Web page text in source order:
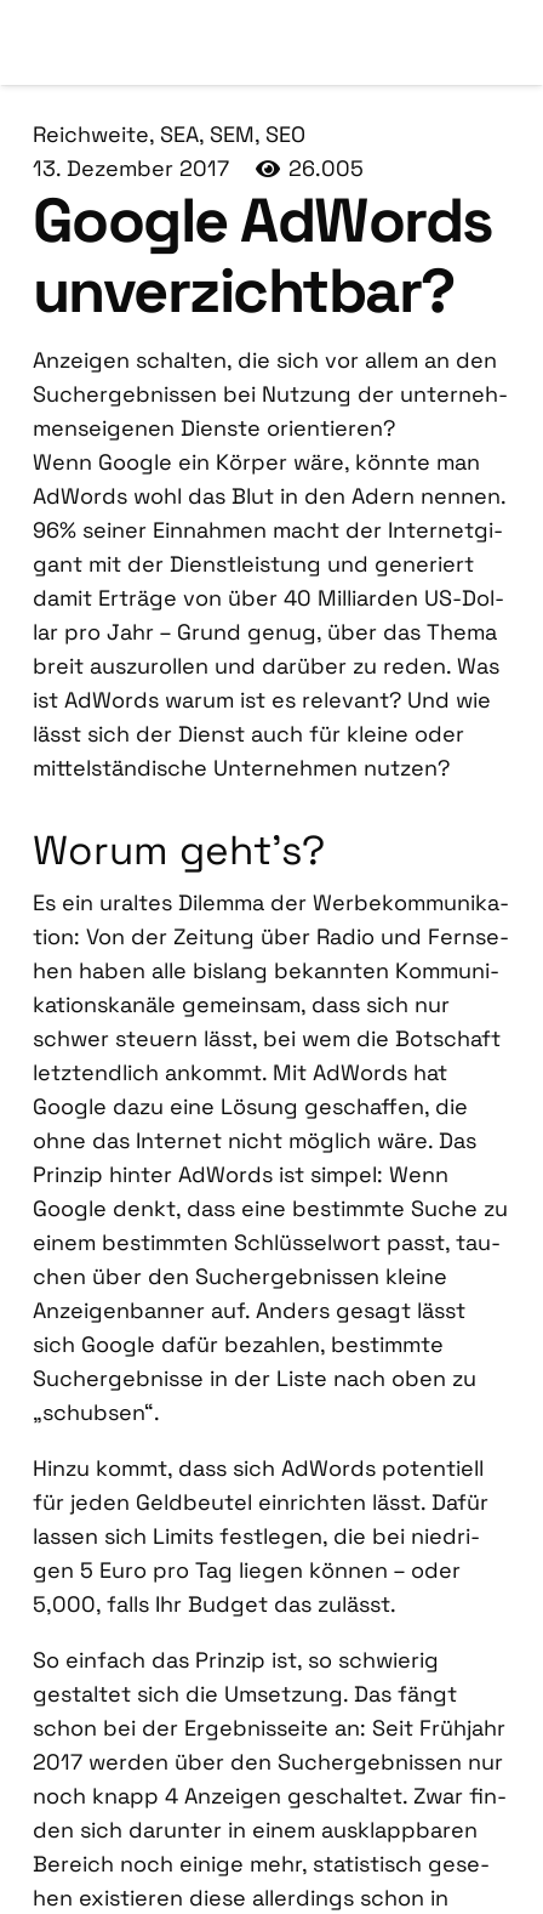
Reichweite, SEA, SEM, SEO
13. Dezember 2017
26.005
Goog­le AdWords
unver­zicht­bar?
Anzei­gen schal­ten, die sich vor allem an den
Such­ergeb­nis­sen bei Nut­zung der unter­neh­
mens­ei­ge­nen Diens­te ori­en­tie­ren?
Wenn Goog­le ein Kör­per wäre, könn­te man
AdWords wohl das Blut in den Adern nen­nen.
96% sei­ner Ein­nah­men macht der Inter­net­gi­
gant mit der Dienst­leis­tung und gene­riert
damit Erträ­ge von über 40 Mil­li­ar­den US-Dol­
lar pro Jahr – Grund genug, über das The­ma
breit aus­zu­rol­len und dar­über zu reden. Was
ist AdWords war­um ist es rele­vant? Und wie
lässt sich der Dienst auch für klei­ne oder
mit­tel­stän­di­sche Unter­neh­men nut­zen?
Wor­um geht’s?
Es ein uraltes Dilem­ma der Wer­be­kom­mu­ni­ka­
ti­on: Von der Zei­tung über Radio und Fern­se­
hen haben alle bis­lang bekann­ten Kom­mu­ni­
ka­ti­ons­ka­nä­le gemein­sam, dass sich nur
schwer steu­ern lässt, bei wem die Bot­schaft
letzt­end­lich ankommt. Mit AdWords hat
Goog­le dazu eine Lösung geschaf­fen, die
ohne das Inter­net nicht mög­lich wäre. Das
Prin­zip hin­ter AdWords ist sim­pel: Wenn
Goog­le denkt, dass eine bestimm­te Suche zu
einem bestimm­ten Schlüs­sel­wort passt, tau­
chen über den Such­ergeb­nis­sen klei­ne
Anzei­gen­ban­ner auf. Anders gesagt lässt
sich Goog­le dafür bezah­len, bestimm­te
Such­ergeb­nis­se in der Lis­te nach oben zu
„schub­sen“.
Hin­zu kommt, dass sich AdWords poten­ti­ell
für jeden Geld­beu­tel ein­rich­ten lässt. Dafür
las­sen sich Limits fest­le­gen, die bei nied­ri­
gen 5 Euro pro Tag lie­gen kön­nen – oder
5,000, falls Ihr Bud­get das zulässt.
So ein­fach das Prin­zip ist, so schwie­rig
gestal­tet sich die Umset­zung. Das fängt
schon bei der Ergeb­nis­sei­te an: Seit Früh­jahr
2017 wer­den über den Such­ergeb­nis­sen nur
noch knapp 4 Anzei­gen geschal­tet. Zwar fin­
den sich dar­un­ter in einem aus­klapp­ba­ren
Bereich noch eini­ge mehr, sta­tis­tisch gese­
hen exis­tie­ren die­se aller­dings schon in